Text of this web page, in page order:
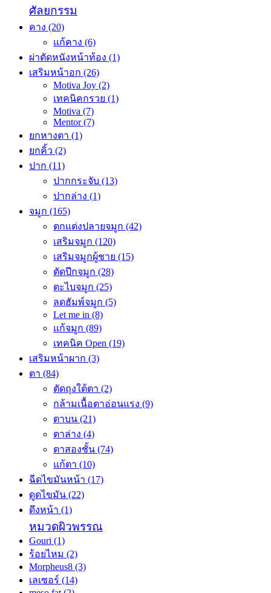
ศัลยกรรม
คาง (20)
แก้คาง (6)
ผ่าตัดหนังหน้าท้อง (1)
เสริมหน้าอก (26)
Motiva Joy (2)
เทคนิคกรวย (1)
Motiva (7)
Mentor(7)
ยกหางตา (1)
ยกคิ้ว (2)
ปาก (11)
ปากกระจับ (13)
ปากล่าง (1)
จมูก (165)
ตกแต่งปลายจมูก (42)
เสริมจมูก (120)
เสริมจมูกผู้ชาย (15)
ตัดปีกจมูก (28)
ตะไบจมูก (25)
ลดฮัมพ์จมูก (5)
Let me in (8)
แก้จมูก (89)
เทคนิค Open (19)
เสริมหน้าผาก (3)
ตา (84)
ตัดถุงใต้ตา (2)
กล้ามเนื้อตาอ่อนแรง (9)
ตาบน (21)
ตาล่าง (4)
ตาสองชั้น (74)
แก้ตา (10)
ฉีดไขมันหน้า (17)
ดูดไขมัน (22)
ดึงหน้า (1)
หมวดผิวพรรณ
Gouri (1)
ร้อยไหม (2)
Morpheus8 (3)
เลเซอร์ (14)